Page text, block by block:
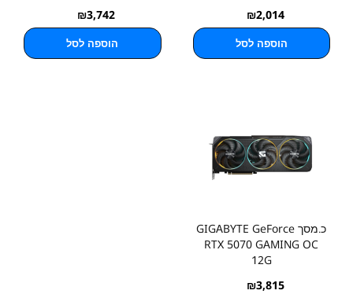
₪2,014
הוספה לסל
₪3,742
הוספה לסל
כ.מסך GIGABYTE GeForce
RTX 5070 GAMING OC
12G
₪3,815